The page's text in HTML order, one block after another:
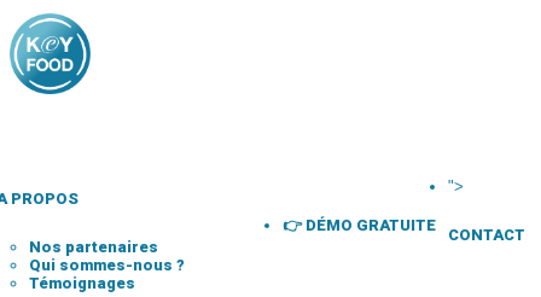
PROPOS
Nos partenaires
Qui sommes-nous ?
Témoignages
👉 DÉMO GRATUITE
">
CONTACT